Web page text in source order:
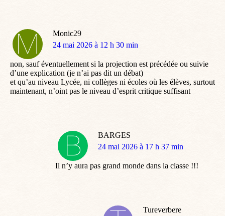
Monic29
dit
24 mai 2026 à 12 h 30 min
non, sauf éventuellement si la projection est précédée ou suivie
d’une explication (je n’ai pas dit un débat)
et qu’au niveau Lycée, ni collèges ni écoles où les élèves, surtout
maintenant, n’oint pas le niveau d’esprit critique suffisant
BARGES
dit
24 mai 2026 à 17 h 37 min
Il n’y aura pas grand monde dans la classe !!!
Tureverbere